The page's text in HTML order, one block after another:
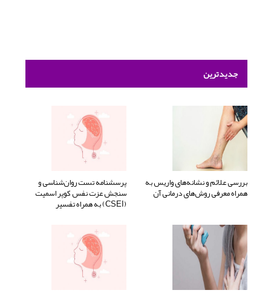
جدیدترین
بررسی علائم و نشانه‌های واریس به
همراه معرفی روش‌های درمانی آن
پرسشنامه تست روان‌شناسی و
سنجش عزت نفس کوپر اسمیت
(CSEI) به همراه تفسیر